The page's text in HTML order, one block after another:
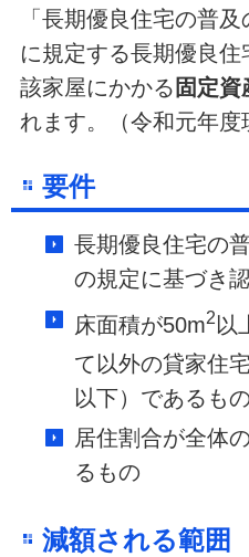
「長期優良住宅の普
に規定する長期優良
該家屋にかかる 固定
れます。（令和元年度
要件
長期優良住宅の
の規定に基づき
床面積が50m2以
て以外の貸家住
以下）であるもの
居住割合が全体
るもの
減額される範囲